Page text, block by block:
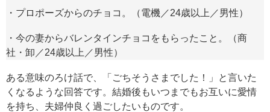
・プロポーズからのチョコ。（電機／24歳以上／男性）
・今の妻からバレンタインチョコをもらったこと。（商
社・卸／24歳以上／男性）
ある意味のろけ話で、「ごちそうさまでした！」と言いた
くなるような回答です。結婚後もいつまでもお互いに愛情
を持ち、夫婦仲良く過ごしたいものです。